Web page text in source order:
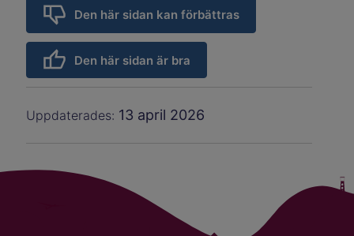
Den här sidan kan förbättras
Den här sidan är bra
Uppdaterades: 13 april 2026